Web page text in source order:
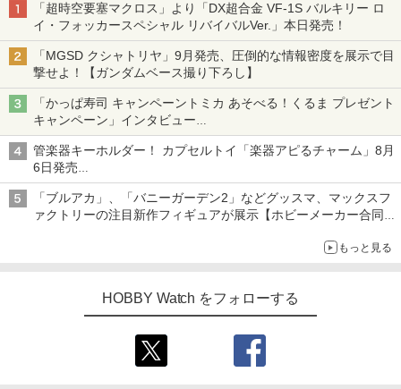
「超時空要塞マクロス」より「DX超合金 VF-1S バルキリー ロ
イ・フォッカースペシャル リバイバルVer.」本日発売！
「MGSD クシャトリヤ」9月発売、圧倒的な情報密度を展示で目
撃せよ！【ガンダムベース撮り下ろし】
「かっぱ寿司 キャンペーントミカ あそべる！くるま プレゼント
キャンペーン」インタビュー
子どもが楽しめるかっぱ寿司ならではの体験とコラボの楽しさを
追求
管楽器キーホルダー！ カプセルトイ「楽器アピるチャーム」8月
6日発売
チューバ、テナサクなど5種各3色
「ブルアカ」、「バニーガーデン2」などグッスマ、マックスフ
ァクトリーの注目新作フィギュアが展示【ホビーメーカー合同展
もっと見る
HOBBY Watch をフォローする